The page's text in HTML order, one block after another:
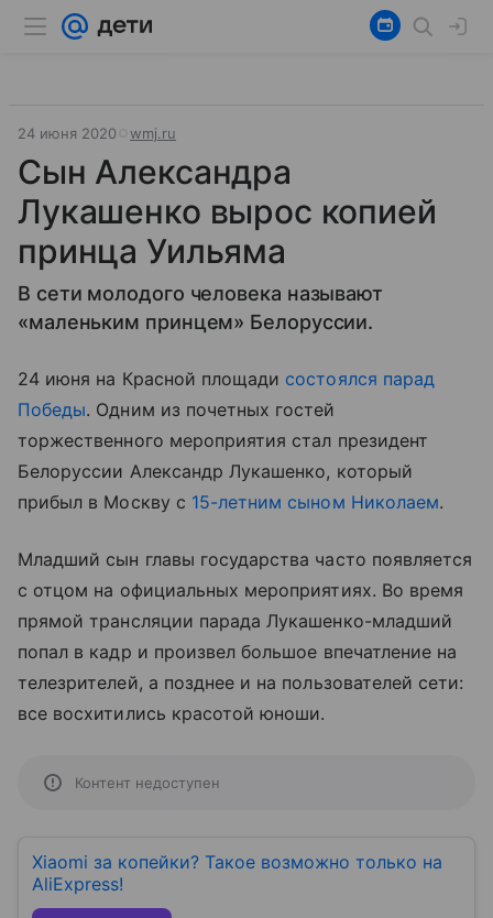
24 июня 2020 wmj.ru
Сын Александра
Лукашенко вырос копией
принца Уильяма
В сети молодого человека называют
«маленьким принцем» Белоруссии.
24 июня на Красной площади состоялся парад
Победы. Одним из почетных гостей
торжественного мероприятия стал президент
Белоруссии Александр Лукашенко, который
прибыл в Москву с 15-летним сыном Николаем.
Младший сын главы государства часто появляется
с отцом на официальных мероприятиях. Во время
прямой трансляции парада Лукашенко-младший
попал в кадр и произвел большое впечатление на
телезрителей, а позднее и на пользователей сети:
все восхитились красотой юноши.
Контент недоступен
Xiaomi за копейки? Такое возможно только на
AliExpress!